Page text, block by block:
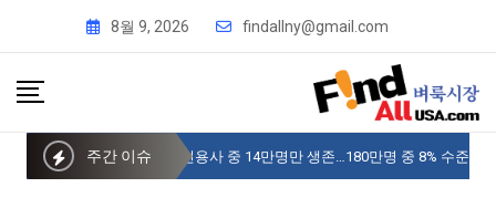
8월 9, 2026 findallny@gmail.com
주간 이슈 사이버 한국외국어대 미주글로벌센터 뉴욕